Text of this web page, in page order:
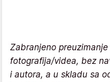
Zabranjeno
fotografija/videa, bez
i autora, a u skladu sa